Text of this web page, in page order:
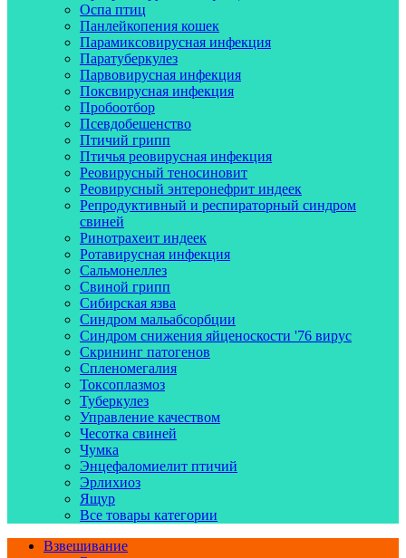
Оспа птиц
Панлейкопения кошек
Парамиксовирусная инфекция
Паратуберкулез
Парвовирусная инфекция
Поксвирусная инфекция
Пробоотбор
Псевдобешенство
Птичий грипп
Птичья реовирусная инфекция
Реовирусный теносиновит
Реовирусный энтеронефрит индеек
Репродуктивный и респираторный синдром
свиней
Ринотрахеит индеек
Ротавирусная инфекция
Сальмонеллез
Свиной грипп
Сибирская язва
Синдром мальабсорбции
Синдром снижения яйценоскости '76 вирус
Скрининг патогенов
Спленомегалия
Токсоплазмоз
Туберкулез
Управление качеством
Чесотка свиней
Чумка
Энцефаломиелит птичий
Эрлихиоз
Ящур
Все товары категории
Взвешивание